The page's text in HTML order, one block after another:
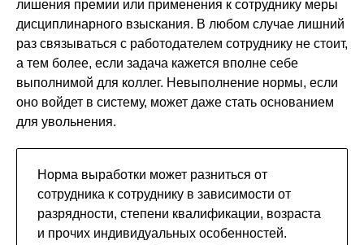
лишения премии или применения к сотруднику меры
дисциплинарного взыскания. В любом случае лишний
раз связываться с работодателем сотруднику не стоит,
а тем более, если задача кажется вполне себе
выполнимой для коллег. Невыполнение нормы, если
оно войдет в систему, может даже стать основанием
для увольнения.
Норма выработки может разниться от
сотрудника к сотруднику в зависимости от
разрядности, степени квалификации, возраста
и прочих индивидуальных особенностей.